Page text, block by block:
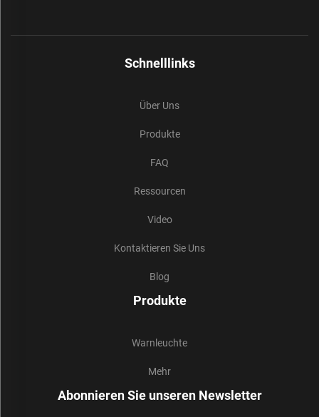
Schnelllinks
Über Uns
Produkte
FAQ
Ressourcen
Video
Kontaktieren Sie Uns
Blog
Produkte
Warnleuchte
Mehr
Abonnieren Sie unseren Newsletter